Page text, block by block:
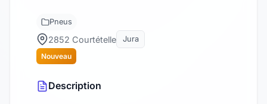
Pneus
2852 Courtételle
Jura
Nouveau
Description